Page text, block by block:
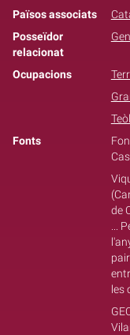
Països associats
Posseïdor
relacionat
Ocupacions
Fonts
de
...
les